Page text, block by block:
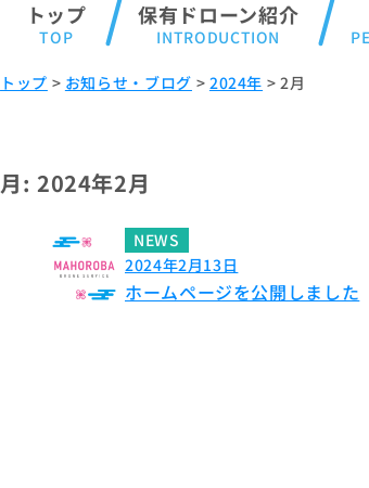
トップ 保有ドローン紹介
トップ > お知らせ・ブログ > 2024年 >2月
月: 2024年2月
NEWS
2024年2月13日
ホームページを公開しました